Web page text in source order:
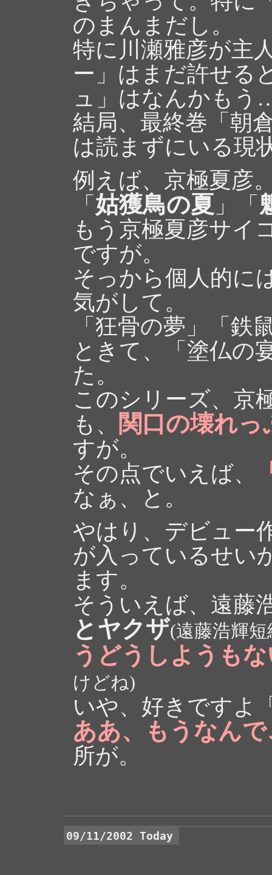
のまんまだし。
特に川瀬雅彦が主
ー」はまだ許せる
ュ」はなんかもう
結局、最終巻「朝
は読まずにいる現
例えば、京極夏彦
「 姑獲鳥の夏 」「
もう京極夏彦サイ
ですが。
そっから個人的に
気がして。
「狂骨の夢」「鉄
ときて、「塗仏の
た。
このシリーズ、京
も、
関口の壊れ
すが。
その点でいえば、
なぁ、と。
やはり、デビュー
が入っているせい
ます。
そういえば、遠藤
とヤクザ(遠藤浩輝短
うどうしようも
けどね)
いや、好きですよ
ああ、もうなん
所が。
09/11/2002 Today